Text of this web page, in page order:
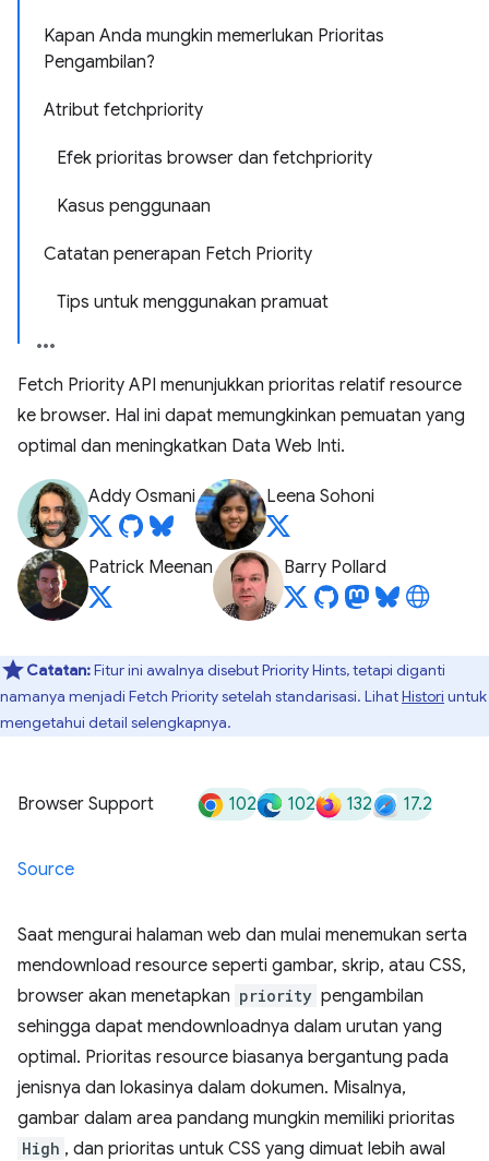
Kapan Anda mungkin memerlukan Prioritas
Pengambilan?
Atribut fetchpriority
Efek prioritas browser dan fetchpriority
Kasus penggunaan
Catatan penerapan Fetch Priority
Tips untuk menggunakan pramuat
Fetch Priority API menunjukkan prioritas relatif resource
ke browser. Hal ini dapat memungkinkan pemuatan yang
optimal dan meningkatkan Data Web Inti.
Addy Osmani Leena Sohoni
Patrick Meenan Barry Pollard
Catatan:Fitur ini awalnya disebut Priority Hints, tetapi diganti
namanya menjadi Fetch Priority setelah standarisasi. LihatHistori untuk
mengetahui detail selengkapnya.
Browser Support 102 102 132 17.2
Source
Saat mengurai halaman web dan mulai menemukan serta
mendownload resource seperti gambar, skrip, atau CSS,
browser akan menetapkan priority pengambilan
sehingga dapat mendownloadnya dalam urutan yang
optimal. Prioritas resource biasanya bergantung pada
jenisnya dan lokasinya dalam dokumen. Misalnya,
gambar dalam area pandang mungkin memiliki prioritas
High , dan prioritas untuk CSS yang dimuat lebih awal